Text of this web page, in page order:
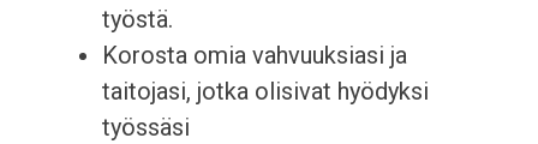
työstä.
Korosta omia vahvuuksiasi ja
taitojasi, jotka olisivat hyödyksi
työssäsi